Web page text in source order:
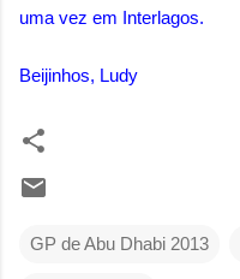
uma vez em Interlagos.
Beijinhos, Ludy
GP de Abu Dhabi 2013